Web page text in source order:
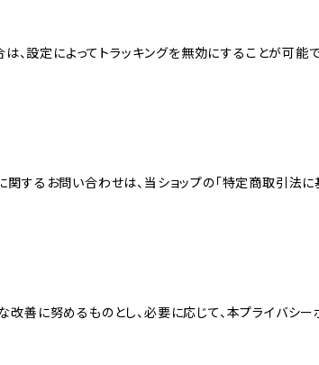
設定によってトラッキングを無効にすることが可能
するお問い合わせは、当ショップの「特定商取引法
善に努めるものとし、必要に応じて、本プライバシー